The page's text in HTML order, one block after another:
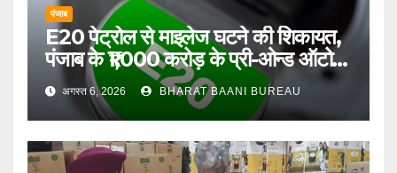
पंजाब
E20 पेट्रोल से माइलेज घटने की शिकायत,
पंजाब के ₹1,000 करोड़ के प्री-ओन्ड ऑटो
बाजार पर बढ़ा दबाव
अगस्त 6, 2026 BHARAT BAANI BUREAU